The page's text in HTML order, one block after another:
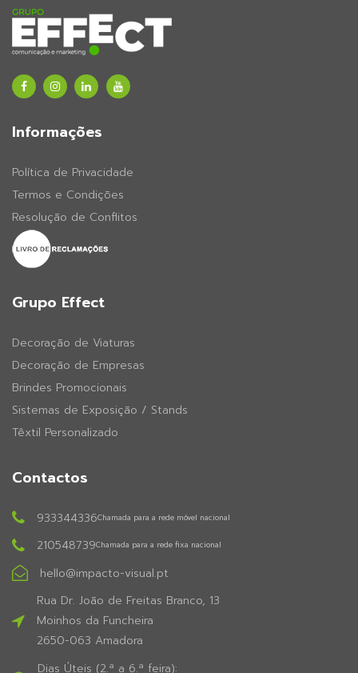
Informações
Política de Privacidade
Termos e Condições
Resolução de Conflitos
Grupo Effect
Decoração de Viaturas
Decoração de Empresas
Brindes Promocionais
Sistemas de Exposição / Stands
Têxtil Personalizado
Contactos
933344336Chamada para a rede móvel nacional
210548739Chamada para a rede fixa nacional
hello@impacto-visual.pt
Rua Dr. João de Freitas Branco, 13
Moinhos da Funcheira
2650-063 Amadora
Dias Úteis (2.ª a 6.ª feira):